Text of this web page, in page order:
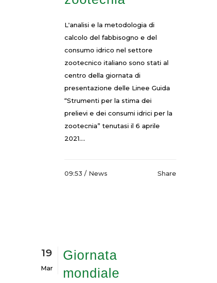
L'analisi e la metodologia di
calcolo del fabbisogno e del
consumo idrico nel settore
zootecnico italiano sono stati al
centro della giornata di
presentazione delle Linee Guida
“Strumenti per la stima dei
prelievi e dei consumi idrici per la
zootecnia” tenutasi il 6 aprile
2021....
09:53 / News Share
19
Mar
Giornata
mondiale